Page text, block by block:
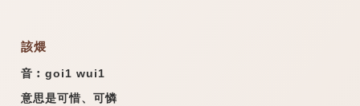
該煨
音︰goi1 wui1
意思是可惜、可憐